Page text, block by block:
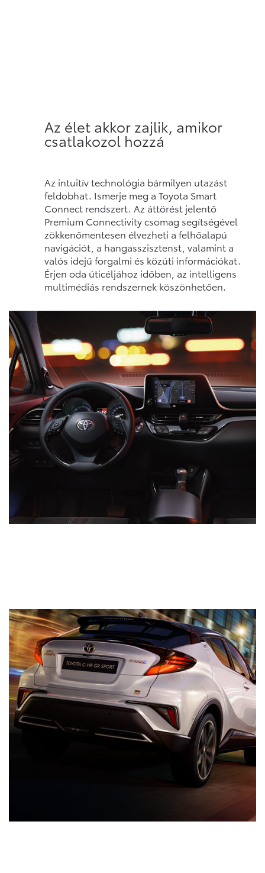
Az élet akkor zajlik, amikor
csatlakozol hozzá
Az intuitív technológia bármilyen utazást
feldobhat. Ismerje meg a Toyota Smart
Connect rendszert. Az áttörést jelentő
Premium Connectivity csomag segítségével
zökkenőmentesen élvezheti a felhőalapú
navigációt, a hangasszisztenst, valamint a
valós idejű forgalmi és közúti információkat.
Érjen oda úticéljához időben, az intelligens
multimédiás rendszernek köszönhetően.